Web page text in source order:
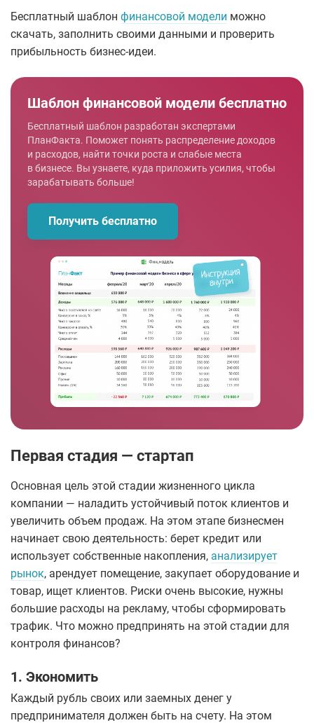
Бесплатный шаблон финансовой модели можно
скачать, заполнить своими данными и проверить
прибыльность бизнес-идеи.
Шаблон финансовой модели бесплатно
Бесплатный шаблон разработан экспертами
ПланФакта. Поможет понять распределение доходов
и расходов, найти точки роста и слабые места
в бизнесе. Вы узнаете, куда приложить усилия, чтобы
зарабатывать больше!
Получить бесплатно
Первая стадия — стартап
Основная цель этой стадии жизненного цикла
компании — наладить устойчивый поток клиентов и
увеличить объем продаж. На этом этапе бизнесмен
начинает свою деятельность: берет кредит или
использует собственные накопления, анализирует
рынок, арендует помещение, закупает оборудование и
товар, ищет клиентов. Риски очень высокие, нужны
большие расходы на рекламу, чтобы сформировать
трафик. Что можно предпринять на этой стадии для
контроля финансов?
1. Экономить
Каждый рубль своих или заемных денег у
предпринимателя должен быть на счету. На этом